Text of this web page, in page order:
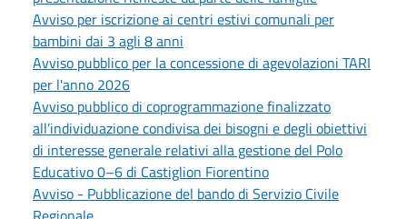
Avviso per iscrizione ai centri estivi comunali per
bambini dai 3 agli 8 anni
Avviso pubblico per la concessione di agevolazioni TARI
per l'anno 2026
Avviso pubblico di coprogrammazione finalizzato
all’individuazione condivisa dei bisogni e degli obiettivi
di interesse generale relativi alla gestione del Polo
Educativo 0–6 di Castiglion Fiorentino
Avviso - Pubblicazione del bando di Servizio Civile